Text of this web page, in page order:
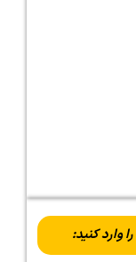
وارد کنید: